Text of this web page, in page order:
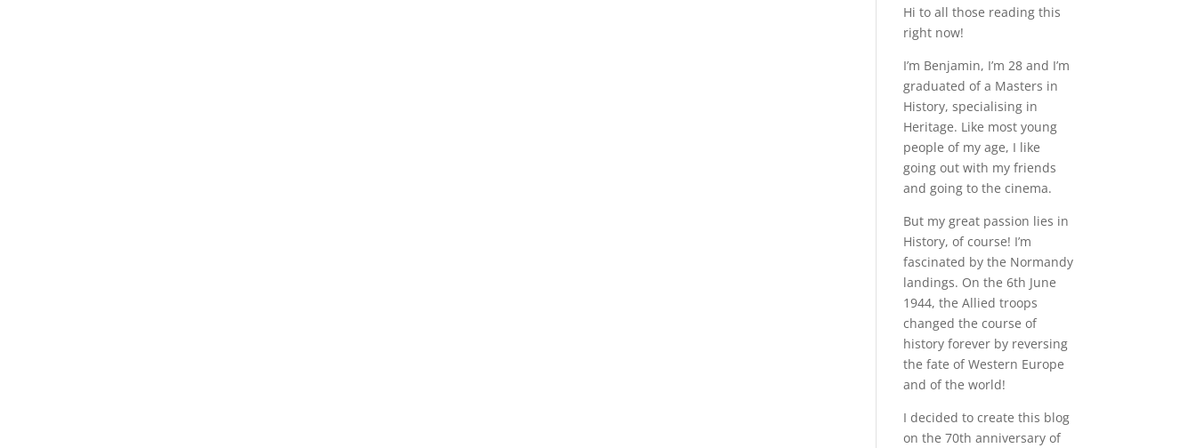
Hi to all those reading this
right now!
I’m Benjamin, I’m 28 and I’m
graduated of a Masters in
History, specialising in
Heritage. Like most young
people of my age, I like
going out with my friends
and going to the cinema.
But my great passion lies in
History, of course! I’m
fascinated by the Normandy
landings. On the 6th June
1944, the Allied troops
changed the course of
history forever by reversing
the fate of Western Europe
and of the world!
I decided to create this blog
on the 70th anniversary of